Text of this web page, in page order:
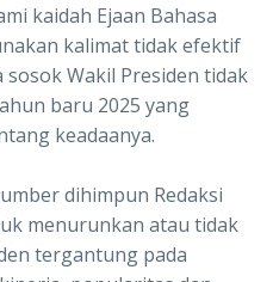
kaidah Ejaan Bahasa
kalimat tidak efektif
Wakil Presiden tidak
baru 2025 yang
keadaanya.
dihimpun Redaksi
menurunkan atau tidak
tergantung pada